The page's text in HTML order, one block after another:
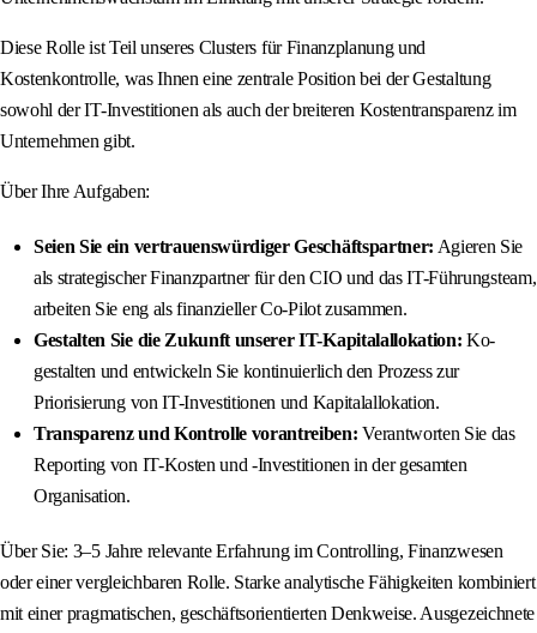
Diese Rolle ist Teil unseres Clusters für Finanzplanung und
Kostenkontrolle, was Ihnen eine zentrale Position bei der Gestaltung
sowohl der IT-Investitionen als auch der breiteren Kostentransparenz im
Unternehmen gibt.
Über Ihre Aufgaben:
Seien Sie ein vertrauenswürdiger Geschäftspartner: Agieren Sie
als strategischer Finanzpartner für den CIO und das IT-Führungsteam,
arbeiten Sie eng als finanzieller Co-Pilot zusammen.
Gestalten Sie die Zukunft unserer IT-Kapitalallokation: Ko-
gestalten und entwickeln Sie kontinuierlich den Prozess zur
Priorisierung von IT-Investitionen und Kapitalallokation.
Transparenz und Kontrolle vorantreiben: Verantworten Sie das
Reporting von IT-Kosten und -Investitionen in der gesamten
Organisation.
Über Sie: 3–5 Jahre relevante Erfahrung im Controlling, Finanzwesen
oder einer vergleichbaren Rolle. Starke analytische Fähigkeiten kombiniert
mit einer pragmatischen, geschäftsorientierten Denkweise. Ausgezeichnete